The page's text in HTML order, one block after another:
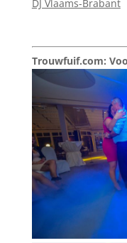
DJ Vlaams-Brabant
Trouwfuif.com: